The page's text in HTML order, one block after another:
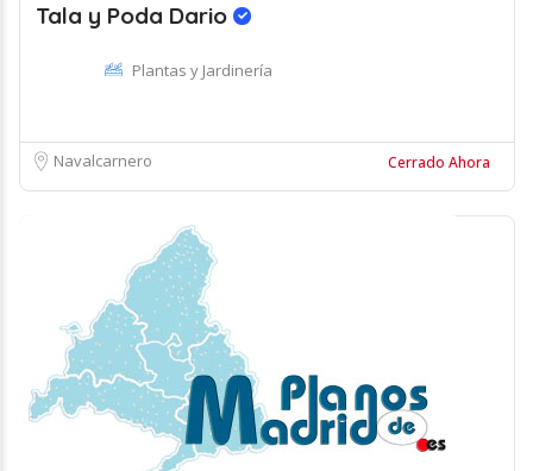
Tala y Poda Dario
Plantas y Jardinería
Navalcarnero Cerrado Ahora